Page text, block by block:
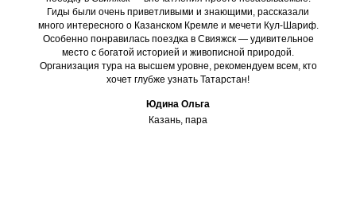
Гиды были очень приветливыми и знающими, рассказали
много интересного о Казанском Кремле и мечети Кул-Шариф.
Особенно понравилась поездка в Свияжск — удивительное
место с богатой историей и живописной природой.
Организация тура на высшем уровне, рекомендуем всем, кто
хочет глубже узнать Татарстан!
Юдина Ольга
Казань, пара